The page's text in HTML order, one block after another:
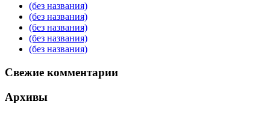
(без названия)
(без названия)
(без названия)
(без названия)
(без названия)
Свежие комментарии
Архивы